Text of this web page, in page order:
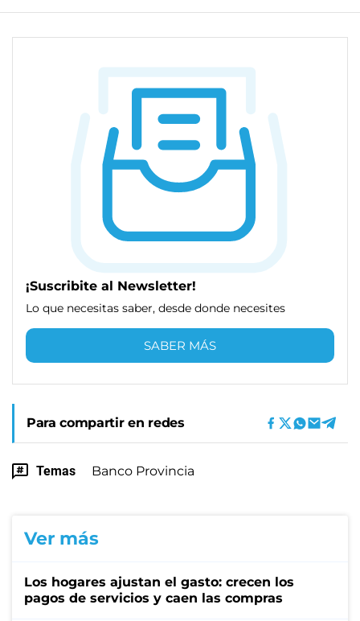
¡Suscribite al Newsletter!
Lo que necesitas saber, desde donde necesites
SABER MÁS
Para compartir en redes
Temas Banco Provincia
Ver más
Los hogares ajustan el gasto: crecen los
pagos de servicios y caen las compras